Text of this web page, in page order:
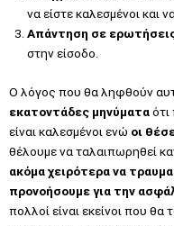
να είστε καλεσμένοι και
Απάντηση σε
στην είσοδο.
Ο λόγος που θα ληφθούν
εκατοντάδες μηνύματα
είναι καλεσμένοι ενώ οι
θέλουμε να ταλαιπωρηθεί
ακόμα χειρότερα να
προνοήσουμε για την
πολλοί είναι εκείνοι που